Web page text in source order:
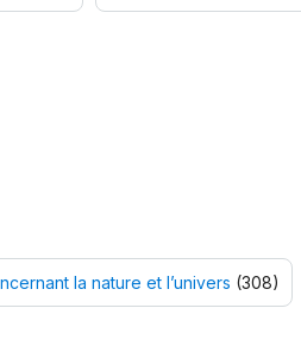
la nature et l’univers (308)